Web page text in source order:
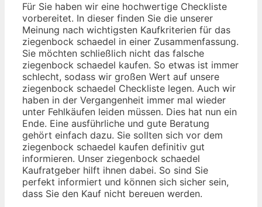
Für Sie haben wir eine hochwertige Checkliste
vorbereitet. In dieser finden Sie die unserer
Meinung nach wichtigsten Kaufkriterien für das
ziegenbock schaedel in einer Zusammenfassung.
Sie möchten schließlich nicht das falsche
ziegenbock schaedel kaufen. So etwas ist immer
schlecht, sodass wir großen Wert auf unsere
ziegenbock schaedel Checkliste legen. Auch wir
haben in der Vergangenheit immer mal wieder
unter Fehlkäufen leiden müssen. Dies hat nun ein
Ende. Eine ausführliche und gute Beratung
gehört einfach dazu. Sie sollten sich vor dem
ziegenbock schaedel kaufen definitiv gut
informieren. Unser ziegenbock schaedel
Kaufratgeber hilft ihnen dabei. So sind Sie
perfekt informiert und können sich sicher sein,
dass Sie den Kauf nicht bereuen werden.